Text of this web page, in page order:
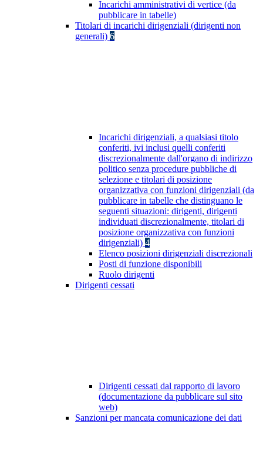
Incarichi amministrativi di vertice (da
pubblicare in tabelle)
Titolari di incarichi dirigenziali (dirigenti non
generali) 6
Incarichi dirigenziali, a qualsiasi titolo
conferiti, ivi inclusi quelli conferiti
discrezionalmente dall'organo di indirizzo
politico senza procedure pubbliche di
selezione e titolari di posizione
organizzativa con funzioni dirigenziali (da
pubblicare in tabelle che distinguano le
seguenti situazioni: dirigenti, dirigenti
individuati discrezionalmente, titolari di
posizione organizzativa con funzioni
dirigenziali) 4
Elenco posizioni dirigenziali discrezionali
Posti di funzione disponibili
Ruolo dirigenti
Dirigenti cessati
Dirigenti cessati dal rapporto di lavoro
(documentazione da pubblicare sul sito
web)
Sanzioni per mancata comunicazione dei dati